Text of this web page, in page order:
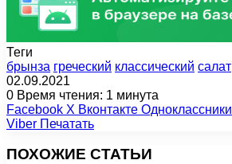
Теги
брынза греческий классический салат
02.09.2021
0 Время чтения: 1 минута
Facebook X Вконтакте Одноклассники
Viber Печатать
ПОХОЖИЕ СТАТЬИ